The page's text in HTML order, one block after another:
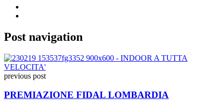
Post navigation
previous post
PREMIAZIONE FIDAL LOMBARDIA